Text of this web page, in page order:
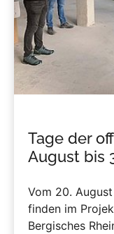
Tage der
August bis
Vom 20.
finden im
Bergisches